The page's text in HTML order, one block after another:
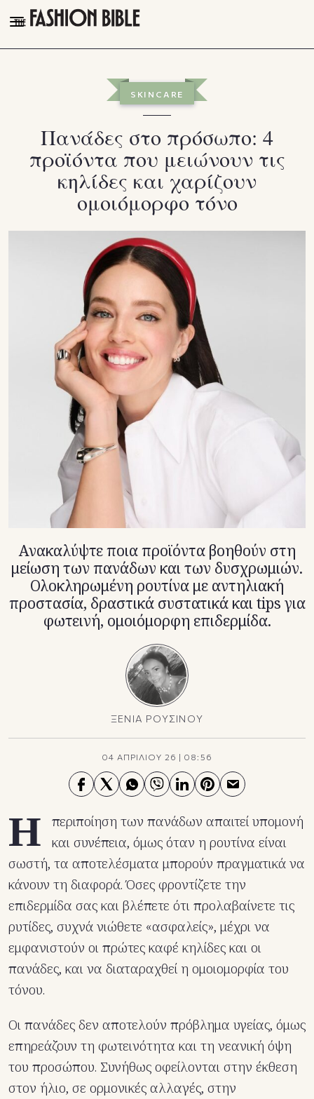
THE FASHION BIBLE
TALK OF THE TOWN
PLEASURES
VIDEOS
X(Twitter)
SKINCARE
Πανάδες στο πρόσωπο: 4
προϊόντα που μειώνουν τις
κηλίδες και χαρίζουν
ομοιόμορφο τόνο
Ανακαλύψτε ποια προϊόντα βοηθούν στη
μείωση των πανάδων και των δυσχρωμιών.
Ολοκληρωμένη ρουτίνα με αντηλιακή
προστασία, δραστικά συστατικά και tips για
φωτεινή, ομοιόμορφη επιδερμίδα.
ΞΕΝΙΑ ΡΟΥΣΙΝΟΥ
04 ΑΠΡΙΛΙΟΥ 26 | 08:56
Η
περιποίηση των πανάδων απαιτεί υπομονή
και συνέπεια, όμως όταν η ρουτίνα είναι
σωστή, τα αποτελέσματα μπορούν πραγματικά να
κάνουν τη διαφορά. Όσες φροντίζετε την
επιδερμίδα σας και βλέπετε ότι προλαβαίνετε τις
ρυτίδες, συχνά νιώθετε «ασφαλείς», μέχρι να
εμφανιστούν οι πρώτες καφέ κηλίδες και οι
πανάδες, και να διαταραχθεί η ομοιομορφία του
τόνου.
Οι πανάδες δεν αποτελούν πρόβλημα υγείας, όμως
επηρεάζουν τη φωτεινότητα και τη νεανική όψη
του προσώπου. Συνήθως οφείλονται στην έκθεση
στον ήλιο, σε ορμονικές αλλαγές, στην